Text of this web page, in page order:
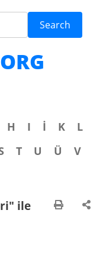
Search
H I İ K
L
T U Ü
V
ile